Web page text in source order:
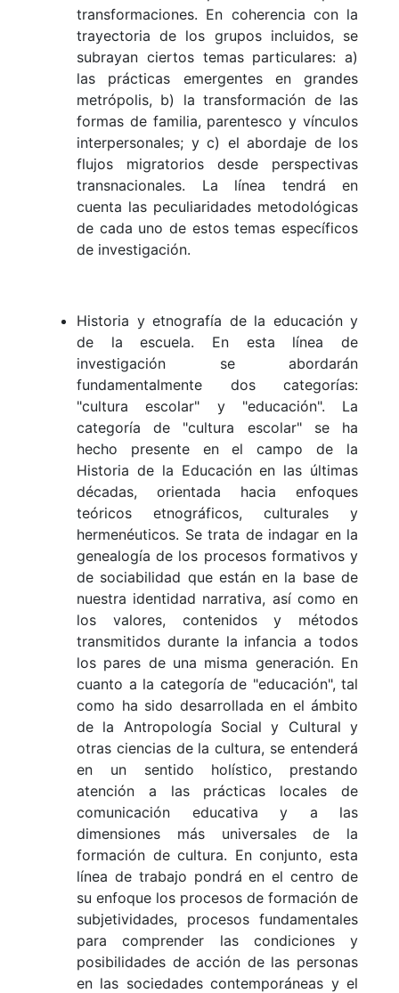
transformaciones. En coherencia con la
trayectoria de los grupos incluidos, se
subrayan ciertos temas particulares: a)
las prácticas emergentes en grandes
metrópolis, b) la transformación de las
formas de familia, parentesco y vínculos
interpersonales; y c) el abordaje de los
flujos migratorios desde perspectivas
transnacionales. La línea tendrá en
cuenta las peculiaridades metodológicas
de cada uno de estos temas específicos
de investigación.
Historia y etnografía de la educación y
de la escuela. En esta línea de
investigación se abordarán
fundamentalmente dos categorías:
"cultura escolar" y "educación". La
categoría de "cultura escolar" se ha
hecho presente en el campo de la
Historia de la Educación en las últimas
décadas, orientada hacia enfoques
teóricos etnográficos, culturales y
hermenéuticos. Se trata de indagar en la
genealogía de los procesos formativos y
de sociabilidad que están en la base de
nuestra identidad narrativa, así como en
los valores, contenidos y métodos
transmitidos durante la infancia a todos
los pares de una misma generación. En
cuanto a la categoría de "educación", tal
como ha sido desarrollada en el ámbito
de la Antropología Social y Cultural y
otras ciencias de la cultura, se entenderá
en un sentido holístico, prestando
atención a las prácticas locales de
comunicación educativa y a las
dimensiones más universales de la
formación de cultura. En conjunto, esta
línea de trabajo pondrá en el centro de
su enfoque los procesos de formación de
subjetividades, procesos fundamentales
para comprender las condiciones y
posibilidades de acción de las personas
en las sociedades contemporáneas y el